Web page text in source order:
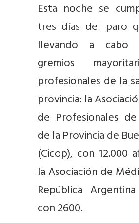
Esta noche se
tres días del paro
llevando a cabo
gremios
profesionales de la
provincia: la
de Profesionales
de la Provincia de
(Cicop), con 12.000
la Asociación de
República
con 2600.